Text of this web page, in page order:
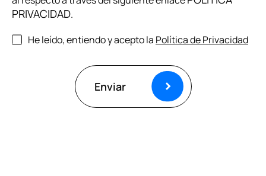
PRIVACIDAD.
*
He leído, entiendo y acepto la Política de Privacidad
Enviar